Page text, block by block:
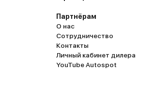
Партнёрам
О нас
Сотрудничество
Контакты
Личный кабинет дилера
YouTube Autospot